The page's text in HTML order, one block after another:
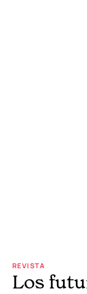
REVISTA
Los